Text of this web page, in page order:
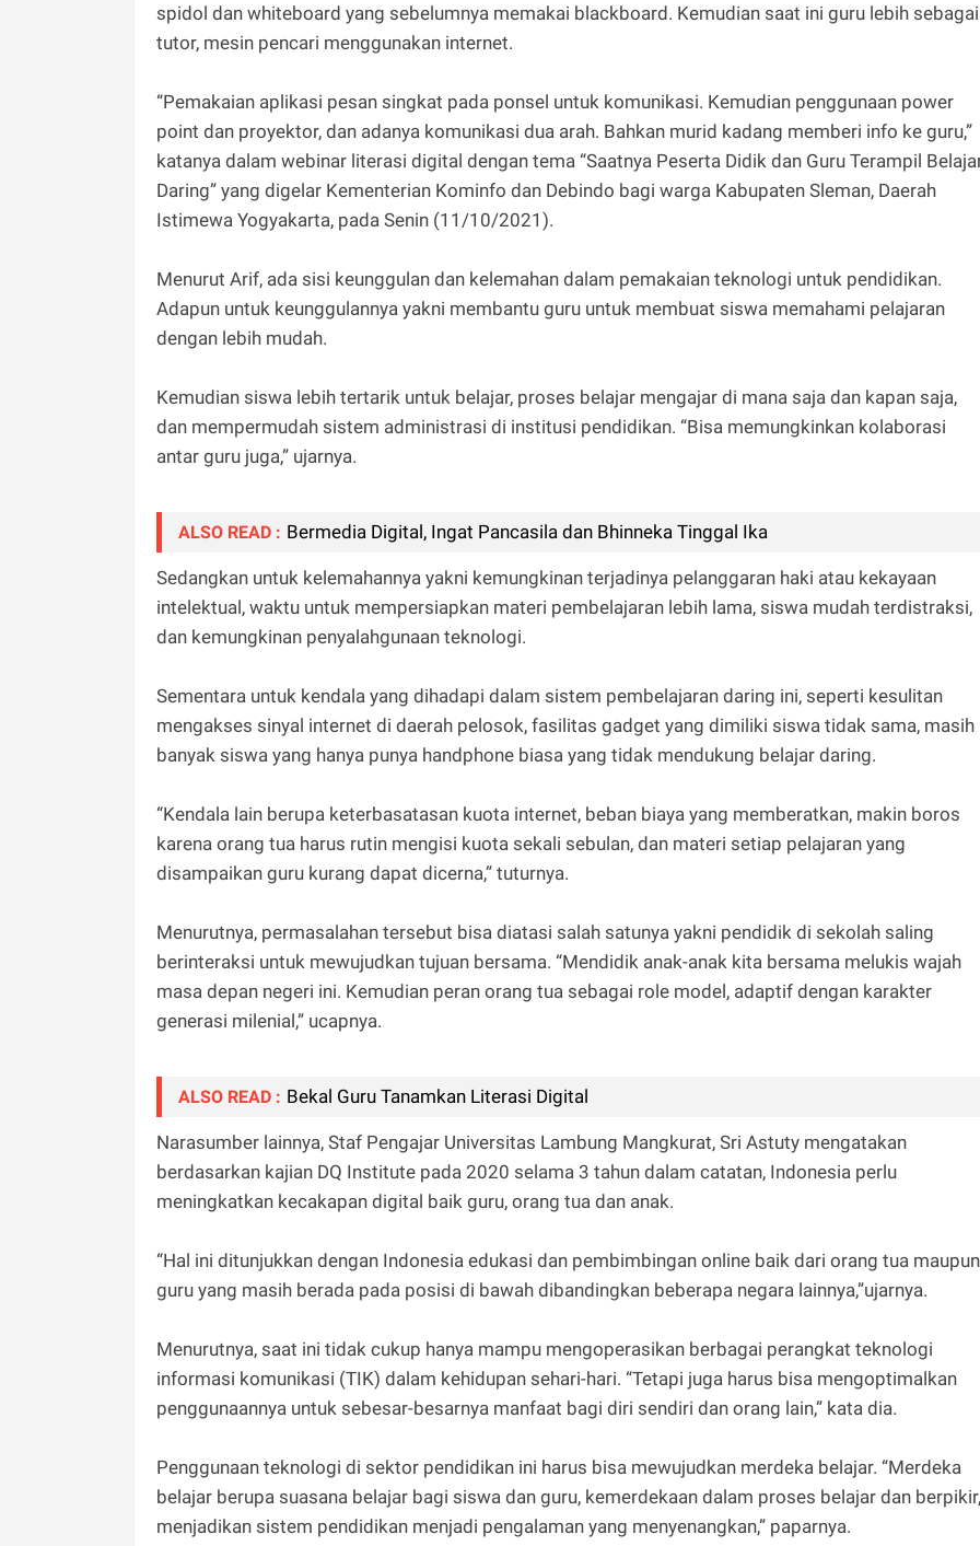
spidol dan whiteboard yang sebelumnya memakai blackboard. Kemudian saat ini guru lebih sebagai
tutor, mesin pencari menggunakan internet.
“Pemakaian aplikasi pesan singkat pada ponsel untuk komunikasi. Kemudian penggunaan power
point dan proyektor, dan adanya komunikasi dua arah. Bahkan murid kadang memberi info ke guru,”
katanya dalam webinar literasi digital dengan tema “Saatnya Peserta Didik dan Guru Terampil
Daring” yang digelar Kementerian Kominfo dan Debindo bagi warga Kabupaten Sleman, Daerah
Istimewa Yogyakarta, pada Senin (11/10/2021).
Menurut Arif, ada sisi keunggulan dan kelemahan dalam pemakaian teknologi untuk pendidikan.
Adapun untuk keunggulannya yakni membantu guru untuk membuat siswa memahami pelajaran
dengan lebih mudah.
Kemudian siswa lebih tertarik untuk belajar, proses belajar mengajar di mana saja dan kapan saja,
dan mempermudah sistem administrasi di institusi pendidikan. “Bisa memungkinkan kolaborasi
antar guru juga,” ujarnya.
ALSO READ : Bermedia Digital, Ingat Pancasila dan Bhinneka Tinggal Ika
Sedangkan untuk kelemahannya yakni kemungkinan terjadinya pelanggaran haki atau kekayaan
intelektual, waktu untuk mempersiapkan materi pembelajaran lebih lama, siswa mudah terdistraksi,
dan kemungkinan penyalahgunaan teknologi.
Sementara untuk kendala yang dihadapi dalam sistem pembelajaran daring ini, seperti kesulitan
mengakses sinyal internet di daerah pelosok, fasilitas gadget yang dimiliki siswa tidak sama, masih
banyak siswa yang hanya punya handphone biasa yang tidak mendukung belajar daring.
“Kendala lain berupa keterbasatasan kuota internet, beban biaya yang memberatkan, makin boros
karena orang tua harus rutin mengisi kuota sekali sebulan, dan materi setiap pelajaran yang
disampaikan guru kurang dapat dicerna,” tuturnya.
Menurutnya, permasalahan tersebut bisa diatasi salah satunya yakni pendidik di sekolah saling
berinteraksi untuk mewujudkan tujuan bersama. “Mendidik anak-anak kita bersama melukis wajah
masa depan negeri ini. Kemudian peran orang tua sebagai role model, adaptif dengan karakter
generasi milenial,” ucapnya.
ALSO READ : Bekal Guru Tanamkan Literasi Digital
Narasumber lainnya, Staf Pengajar Universitas Lambung Mangkurat, Sri Astuty mengatakan
berdasarkan kajian DQ Institute pada 2020 selama 3 tahun dalam catatan, Indonesia perlu
meningkatkan kecakapan digital baik guru, orang tua dan anak.
“Hal ini ditunjukkan dengan Indonesia edukasi dan pembimbingan online baik dari orang tua maupun
guru yang masih berada pada posisi di bawah dibandingkan beberapa negara lainnya,”ujarnya.
Menurutnya, saat ini tidak cukup hanya mampu mengoperasikan berbagai perangkat teknologi
informasi komunikasi (TIK) dalam kehidupan sehari-hari. “Tetapi juga harus bisa mengoptimalkan
penggunaannya untuk sebesar-besarnya manfaat bagi diri sendiri dan orang lain,” kata dia.
Penggunaan teknologi di sektor pendidikan ini harus bisa mewujudkan merdeka belajar. “Merdeka
belajar berupa suasana belajar bagi siswa dan guru, kemerdekaan dalam proses belajar dan berpikir,
menjadikan sistem pendidikan menjadi pengalaman yang menyenangkan,” paparnya.